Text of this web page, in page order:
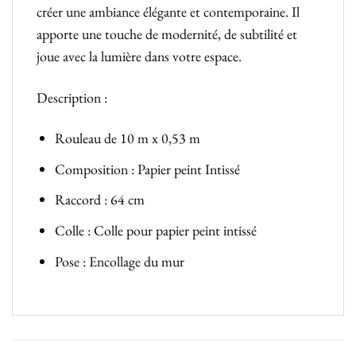
créer une ambiance élégante et contemporaine. Il
apporte une touche de modernité, de subtilité et
joue avec la lumière dans votre espace.
Description :
Rouleau de 10 m x 0,53 m
Composition : Papier peint Intissé
Raccord : 64 cm
Colle : Colle pour papier peint intissé
Pose : Encollage du mur